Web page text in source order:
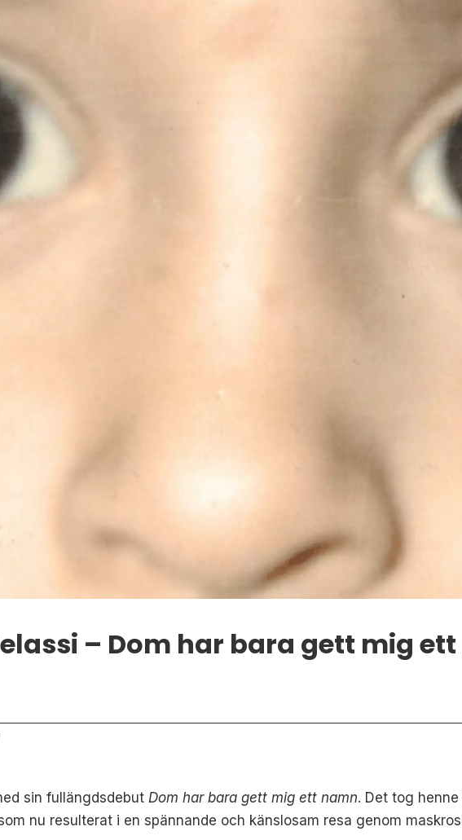
– Dom har bara gett mig
sin fullängdsdebut Dom har bara gett mig ett namn. Det tog
nu resulterat i en spännande och känslosam resa genom